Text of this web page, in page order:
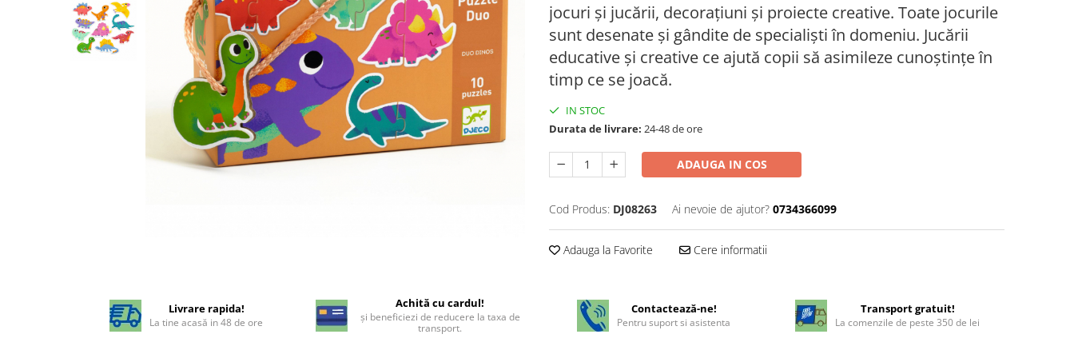
jocuri și jucării, decorațiuni și proiecte creative. Toate jocurile
sunt desenate și gândite de specialiști în domeniu. Jucării
educative și creative ce ajută copii să asimileze cunoștințe în
timp ce se joacă.
IN STOC
Durata de livrare: 24-48 de ore
ADAUGA IN COS
Cod Produs: DJ08263 Ai nevoie de ajutor? 0734366099
Adauga la Favorite Cere informatii
Livrare rapida!
La tine acasă in 48 de ore
Achită cu cardul!
şi beneficiezi de reducere la taxa de
transport.
Contactează-ne!
Pentru suport si asistenta
Transport gratuit!
La comenzile de peste 350 de lei